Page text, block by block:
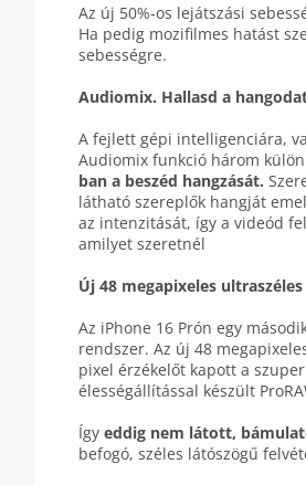
Az új 50%‑os lejátszási
Ha pedig mozi­filmes hatást
sebességre.
Audiomix. Hallasd a
A fejlett gépi intelligenciára,
Audiomix funkció három
ban a beszéd hangzását.
látható szereplők hangját
az intenzitását, így a videód
amilyet szeretnél
Új 48 mega­pixeles
Az iPhone 16 Prón egy
rendszer. Az új 48
pixel érzékelőt kapott a
élesség­állítással készült
Így eddig nem látott,
befogó, széles látó­szögű